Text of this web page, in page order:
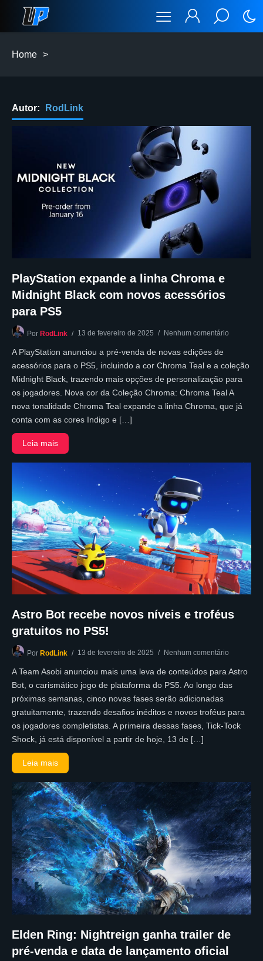
Home >
Autor: RodLink
PlayStation expande a linha Chroma e
Midnight Black com novos acessórios
para PS5
Por RodLink 13 de fevereiro de 2025 Nenhum comentário
A PlayStation anunciou a pré-venda de novas edições de
acessórios para o PS5, incluindo a cor Chroma Teal e a coleção
Midnight Black, trazendo mais opções de personalização para
os jogadores. Nova cor da Coleção Chroma: Chroma Teal A
nova tonalidade Chroma Teal expande a linha Chroma, que já
conta com as cores Indigo e […]
Leia mais
Astro Bot recebe novos níveis e troféus
gratuitos no PS5!
Por RodLink 13 de fevereiro de 2025 Nenhum comentário
A Team Asobi anunciou mais uma leva de conteúdos para Astro
Bot, o carismático jogo de plataforma do PS5. Ao longo das
próximas semanas, cinco novas fases serão adicionadas
gratuitamente, trazendo desafios inéditos e novos troféus para
os jogadores completistas. A primeira dessas fases, Tick-Tock
Shock, já está disponível a partir de hoje, 13 de […]
Leia mais
Elden Ring: Nightreign ganha trailer de
pré-venda e data de lançamento oficial